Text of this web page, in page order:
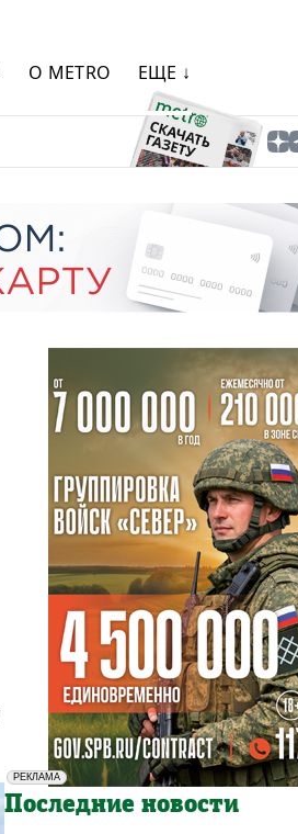
О METRO ЕЩЕ ↓
РЕКЛАМА
Социальная реклама
Последние новости